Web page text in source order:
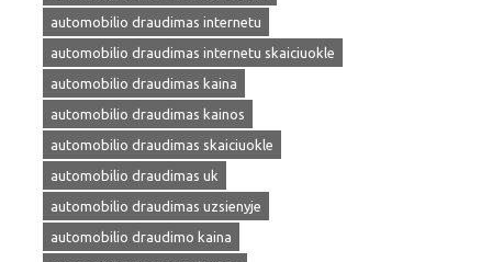
automobilio draudimas internetu
automobilio draudimas internetu skaiciuokle
automobilio draudimas kaina
automobilio draudimas kainos
automobilio draudimas skaiciuokle
automobilio draudimas uk
automobilio draudimas uzsienyje
automobilio draudimo kaina